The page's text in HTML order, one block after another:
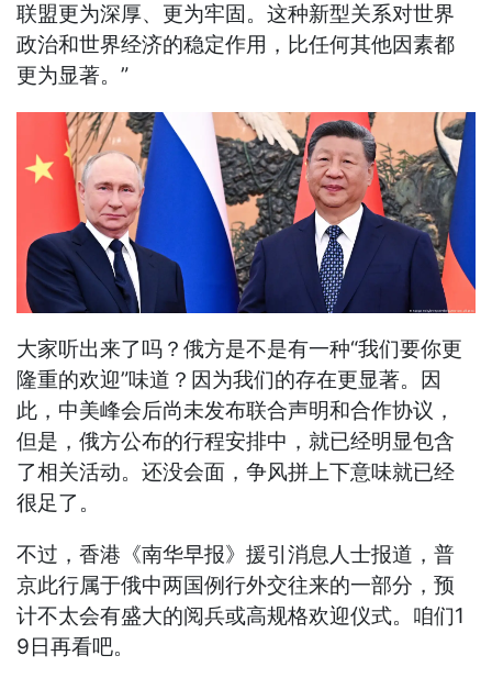
联盟更为深厚、更为牢固。这种新型关系对世界
政治和世界经济的稳定作用，比任何其他因素都
更为显著。”
大家听出来了吗？俄方是不是有一种“我们要你更
隆重的欢迎”味道？因为我们的存在更显著。因
此，中美峰会后尚未发布联合声明和合作协议，
但是，俄方公布的行程安排中，就已经明显包含
了相关活动。还没会面，争风拼上下意味就已经
很足了。
不过，香港《南华早报》援引消息人士报道，普
京此行属于俄中两国例行外交往来的一部分，预
计不太会有盛大的阅兵或高规格欢迎仪式。咱们1
9日再看吧。